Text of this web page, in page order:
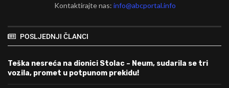
Kontaktirajte nas:info@abcportal.info
POSLJEDNJI ČLANCI
Teška nesreća na dionici Stolac – Neum, sudarila se tri
vozila, promet u potpunom prekidu!